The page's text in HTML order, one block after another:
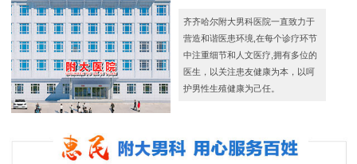
齐齐哈尔附大男科医院一直致力于
营造和谐医患环境,在每个诊疗环节
中注重细节和人文医疗,拥有多位的
医生，以关注患友健康为本，以呵
护男性生殖健康为己任。